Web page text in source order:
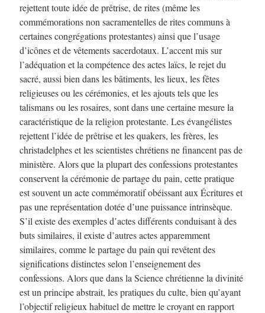
rejettent toute idée de prêtrise, de rites (même les
commémorations non sacramentelles de rites communs à
certaines congrégations protestantes) ainsi que l’usage
d’icônes et de vêtements sacerdotaux. L’accent mis sur
l’adéquation et la compétence des actes laïcs, le rejet du
sacré, aussi bien dans les bâtiments, les lieux, les fêtes
religieuses ou les cérémonies, et les ajouts tels que les
talismans ou les rosaires, sont dans une certaine mesure la
caractéristique de la religion protestante. Les évangélistes
rejettent l’idée de prêtrise et les quakers, les frères, les
christadelphes et les scientistes chrétiens ne financent pas de
ministère. Alors que la plupart des confessions protestantes
conservent la cérémonie de partage du pain, cette pratique
est souvent un acte commémoratif obéissant aux Écritures et
pas une représentation dotée d’une puissance intrinsèque.
S’il existe des exemples d’actes différents conduisant à des
buts similaires, il existe d’autres actes apparemment
similaires, comme le partage du pain qui revêtent des
significations distinctes selon l’enseignement des
confessions. Alors que dans la Science chrétienne la divinité
est un principe abstrait, les pratiques du culte, bien qu’ayant
l’objectif religieux habituel de mettre le croyant en rapport